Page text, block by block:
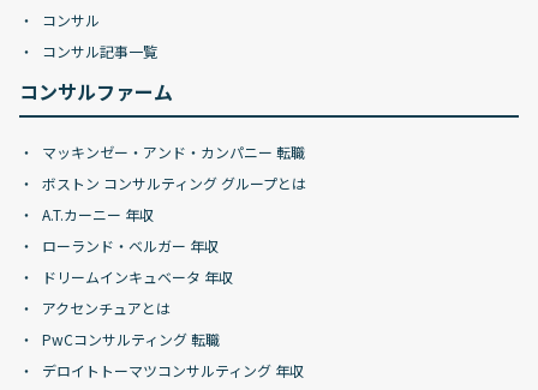
コンサル
コンサル記事一覧
コンサルファーム
マッキンゼー・アンド・カンパニー 転職
ボストン コンサルティング グループとは
A.T.カーニー 年収
ローランド・ベルガー 年収
ドリームインキュベータ 年収
アクセンチュアとは
PwCコンサルティング 転職
デロイトトーマツコンサルティング 年収